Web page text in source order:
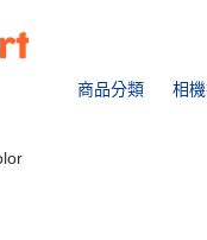
商品分類 相